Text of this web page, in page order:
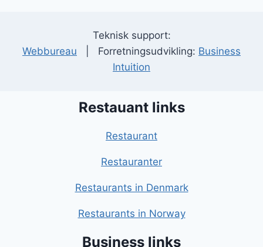
Teknisk support:
Webbureau | Forretningsudvikling: Business
Intuition
Restauant links
Restaurant
Restauranter
Restaurants in Denmark
Restaurants in Norway
Business links